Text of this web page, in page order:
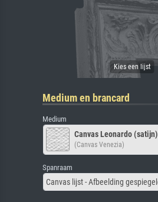
Medium en brancard
Medium
Canvas Leonardo (satijn)
(Canvas Venezia)
Spanraam